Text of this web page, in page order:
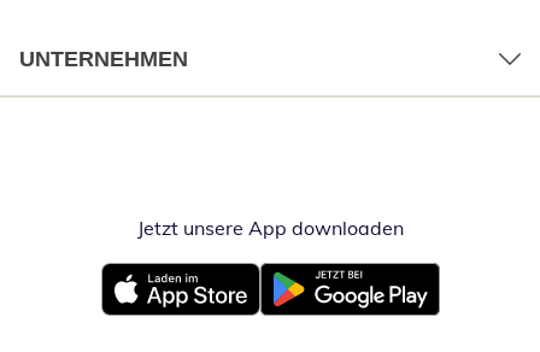
UNTERNEHMEN
Jetzt unsere App downloadenÖffnet in
Öffnet in neuem FensterÖffnet in neuem Fenster